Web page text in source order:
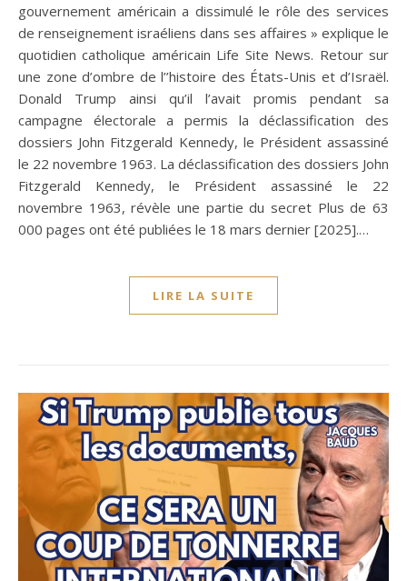
gouvernement américain a dissimulé le rôle des services
de renseignement israéliens dans ses affaires » explique le
quotidien catholique américain Life Site News. Retour sur
une zone d’ombre de l’’histoire des États-Unis et d’Israël.
Donald Trump ainsi qu’il l’avait promis pendant sa
campagne électorale a permis la déclassification des
dossiers John Fitzgerald Kennedy, le Président assassiné
le 22 novembre 1963. La déclassification des dossiers John
Fitzgerald Kennedy, le Président assassiné le 22
novembre 1963, révèle une partie du secret Plus de 63
000 pages ont été publiées le 18 mars dernier [2025].…
LIRE LA SUITE